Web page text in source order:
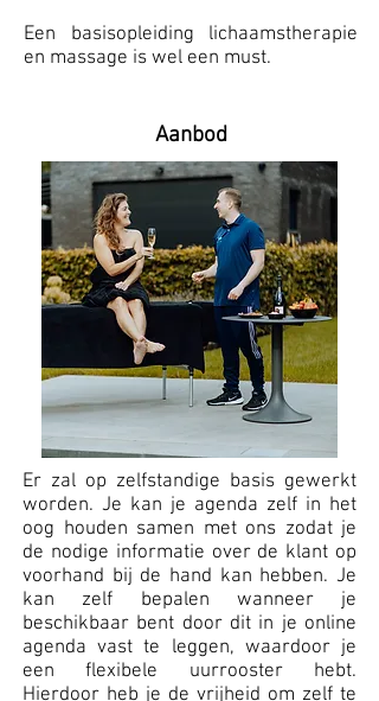
Een basisopleiding lichaamstherapie
en massage is wel een must.
Aanbod
Er zal op zelfstandige basis gewerkt
worden. Je kan je agenda zelf in het
oog houden samen met ons zodat je
de nodige informatie over de klant op
voorhand bij de hand kan hebben. Je
kan zelf bepalen wanneer je
beschikbaar bent door dit in je online
agenda vast te leggen, waardoor je
een flexibele uurrooster hebt.
Hierdoor heb je de vrijheid om zelf te